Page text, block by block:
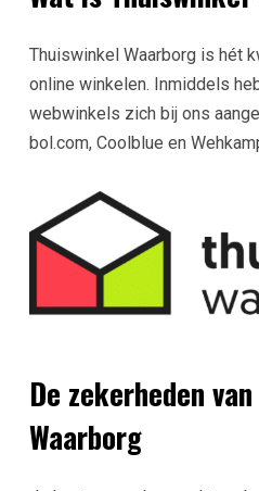
Thuiswinkel Waarborg is hét
online winkelen. Inmiddels
webwinkels zich bij ons
bol.com, Coolblue en
De zekerheden
Waarborg